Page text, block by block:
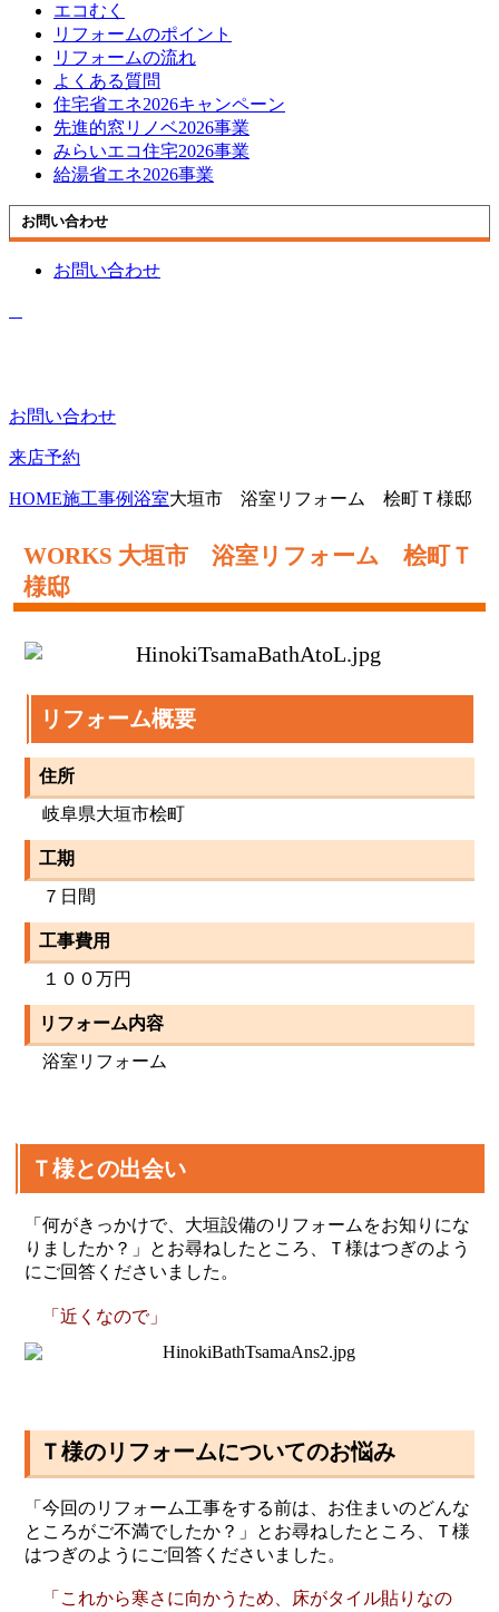
エコむく
リフォームのポイント
リフォームの流れ
よくある質問
住宅省エネ2026キャンペーン
先進的窓リノベ2026事業
みらいエコ住宅2026事業
給湯省エネ2026事業
お問い合わせ
お問い合わせ
お問い合わせ
来店予約
HOME施工事例浴室大垣市 浴室リフォーム 桧町Ｔ様邸
大垣市 浴室リフォーム 桧町Ｔ
様邸
リフォーム概要
住所
岐阜県大垣市桧町
工期
７日間
工事費用
１００万円
リフォーム内容
浴室リフォーム
Ｔ様との出会い
「何がきっかけで、大垣設備のリフォームをお知りにな
りましたか？」とお尋ねしたところ、Ｔ様はつぎのよう
にご回答くださいました。
「近くなので」
Ｔ様のリフォームについてのお悩み
「今回のリフォーム工事をする前は、お住まいのどんな
ところがご不満でしたか？」とお尋ねしたところ、Ｔ様
はつぎのようにご回答くださいました。
「これから寒さに向かうため、床がタイル貼りなの